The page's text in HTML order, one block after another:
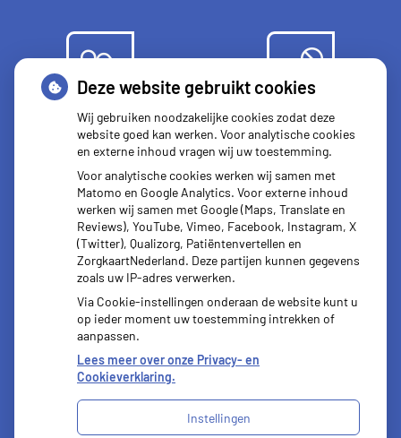
Herhaal
recepten
Anticonceptie
middelen
Vragen
stellen
Uw Zorg Online|Beheer
Deze website gebruikt cookies
Wij gebruiken noodzakelijke cookies zodat deze
website goed kan werken. Voor analytische cookies
en externe inhoud vragen wij uw toestemming.
Voor analytische cookies werken wij samen met
Matomo en Google Analytics. Voor externe inhoud
werken wij samen met Google (Maps, Translate en
Reviews), YouTube, Vimeo, Facebook, Instagram, X
(Twitter), Qualizorg, Patiëntenvertellen en
ZorgkaartNederland. Deze partijen kunnen gegevens
zoals uw IP-adres verwerken.
Via Cookie-instellingen onderaan de website kunt u
op ieder moment uw toestemming intrekken of
aanpassen.
Lees meer over onze Privacy- en
Cookieverklaring.
Instellingen